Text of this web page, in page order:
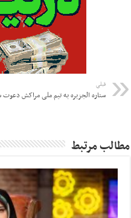
قبلی
ستاره الجزیره به تیم ملی مراکش
مطالب مرتبط